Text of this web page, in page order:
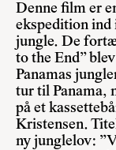
Denne film er
ekspedition ind
jungle. De
to the End”
Panamas
tur til Panama,
på et
Kristensen.
ny junglelov: